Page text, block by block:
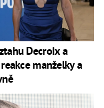
Decroix a
manželky a